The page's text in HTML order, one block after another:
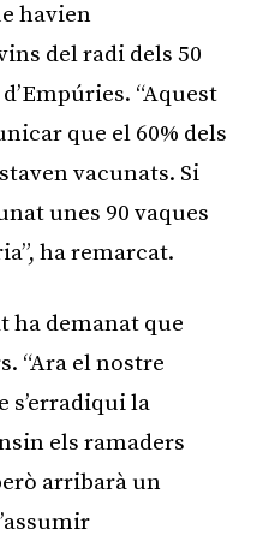
havien
del radi dels 50
“Aquest
que el 60% dels
vacunats. Si
unes 90 vaques
ha remarcat.
ha demanat que
“Ara el nostre
s’erradiqui la
els ramaders
arribarà un